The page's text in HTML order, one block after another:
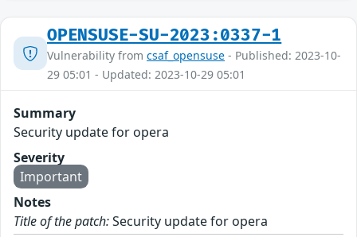
OPENSUSE-SU-2023:0337-1
Vulnerability from csaf_opensuse - Published: 2023-10-
29 05:01 - Updated: 2023-10-29 05:01
Summary
Security update for opera
Severity
Important
Notes
Title of the patch:Security update for opera